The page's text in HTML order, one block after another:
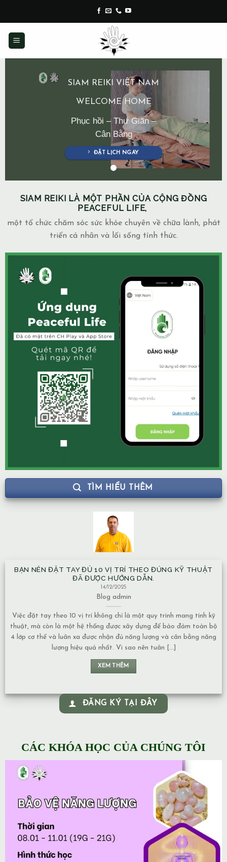
content
SIAM REIKI VIỆT NAM
WELCOME HOME
Phục hồi – Thư Giãn –
Cân Bằng
ĐẶT LỊCH NGAY
SIAM REIKI LÀ MỘT PHẦN CỦA CỘNG ĐỒNG
PEACEFUL LIFE,
một tổ chức chăm sóc sức khỏe chuyên về chữa lành, phát
triển cá nhân và lối sống tỉnh thức.
TÌM HIỂU THÊM
BẠN NÊN ĐẶT TAY ĐỦ 10 VỊ TRÍ THEO ĐÚNG KỸ THUẬT
ĐÃ ĐƯỢC HƯỚNG DẪN.
14/12/2025
admin
đặt tay theo 10 vị trí không chỉ là một quy trình mang tính kỹ
mà còn là một hệ thống được xây dựng để bảo đảm toàn bộ
lớp cơ thể và luân xa được nhận đủ năng lượng và cân bằng năng
lượng hiệu quả nhất. Vì sao nên tuân [...]
XEM THÊM
ĐĂNG KÝ TẠI ĐÂY
CÁC KHÓA HỌC CỦA CHÚNG TÔI